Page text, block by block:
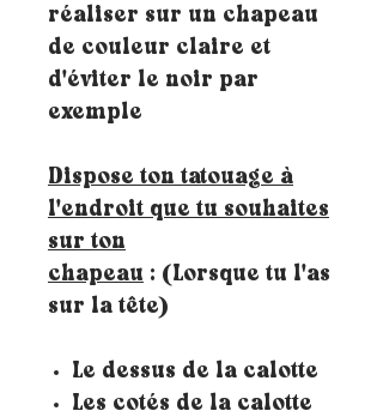
réaliser sur un chapeau
de couleur claire et
d'éviter le noir par
exemple
Dispose ton tatouage à
l'endroit que tu souhaites
sur ton
chapeau : (Lorsque tu l'as
sur la tête)
Le dessus de la calotte
Les cotés de la calotte